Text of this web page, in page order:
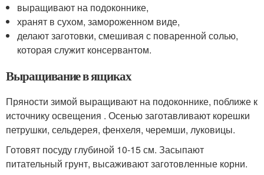
выращивают на подоконнике,
хранят в сухом, замороженном виде,
делают заготовки, смешивая с поваренной солью,
которая служит консервантом.
Выращивание в ящиках
Пряности зимой выращивают на подоконнике, поближе к
источнику освещения . Осенью заготавливают корешки
петрушки, сельдерея, фенхеля, черемши, луковицы.
Готовят посуду глубиной 10-15 см. Засыпают
питательный грунт, высаживают заготовленные корни.